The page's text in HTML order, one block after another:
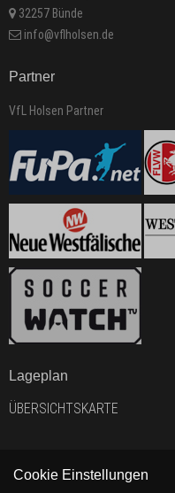
Cookie Einstellungen
32257 Bünde
info@vflholsen.de
Partner
VfL Holsen Partner
Lageplan
ÜBERSICHTSKARTE